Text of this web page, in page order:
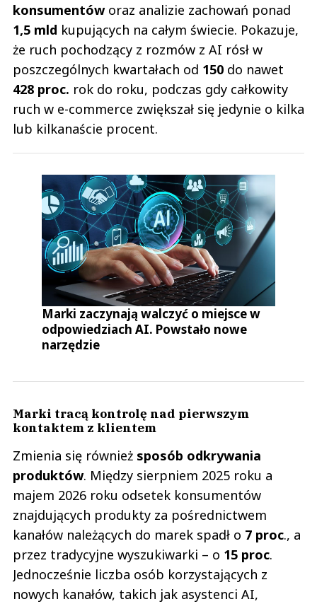
konsumentóworaz analizie zachowań ponad
1,5 mld kupujących na całym świecie. Pokazuje,
że ruch pochodzący z rozmów z AI rósł w
poszczególnych kwartałach od 150 do nawet
428 proc. rok do roku, podczas gdy całkowity
ruch w e-commerce zwiększał się jedynie o kilka
lub kilkanaście procent.
Marki zaczynają walczyć o miejsce w
odpowiedziach AI. Powstało nowe
narzędzie
Marki tracą kontrolę nad pierwszym
kontaktem z klientem
Zmienia się również sposób odkrywania
produktów. Między sierpniem 2025 roku a
majem 2026 roku odsetek konsumentów
znajdujących produkty za pośrednictwem
kanałów należących do marek spadł o 7 proc., a
przez tradycyjne wyszukiwarki – o 15 proc.
Jednocześnie liczba osób korzystających z
nowych kanałów, takich jak asystenci AI,